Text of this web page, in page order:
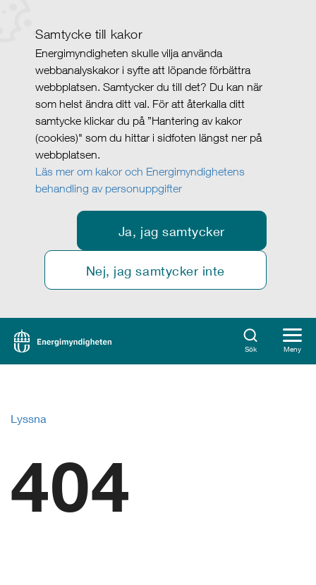
Samtycke till kakor
Energimyndigheten skulle vilja använda
webbanalyskakor i syfte att löpande förbättra
webbplatsen. Samtycker du till det? Du kan när
som helst ändra ditt val. För att återkalla ditt
samtycke klickar du på ”Hantering av kakor
(cookies)" som du hittar i sidfoten längst ner på
webbplatsen.
Läs mer om kakor och Energimyndighetens
behandling av personuppgifter
Ja, jag samtycker
Nej, jag samtycker inte
Sök Meny
Lyssna
404